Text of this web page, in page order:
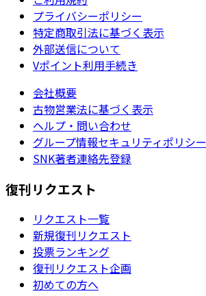
プライバシーポリシー
特定商取引法に基づく表示
外部送信について
Vポイント利用手続き
会社概要
古物営業法に基づく表示
ヘルプ・問い合わせ
グループ情報セキュリティポリシー
SNK著者連絡先登録
復刊リクエスト
リクエスト一覧
新規復刊リクエスト
投票ランキング
復刊リクエスト企画
初めての方へ